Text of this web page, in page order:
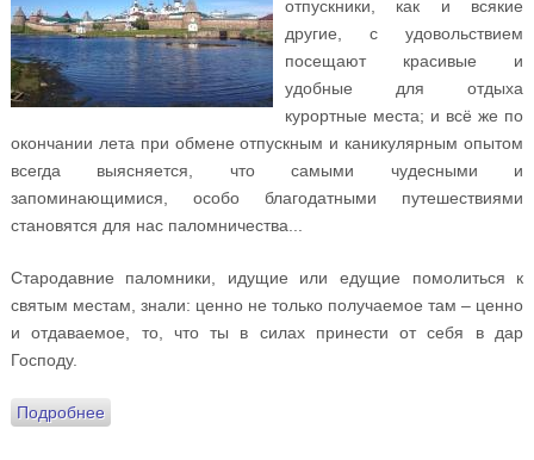
отпускники, как и всякие
другие, с удовольствием
посещают красивые и
удобные для отдыха
курортные места; и всё же по
окончании лета при обмене отпускным и каникулярным опытом
всегда выясняется, что самыми чудесными и
запоминающимися, особо благодатными путешествиями
становятся для нас паломничества...
Стародавние паломники, идущие или едущие помолиться к
святым местам, знали: ценно не только получаемое там – ценно
и отдаваемое, то, что ты в силах принести от себя в дар
Господу.
Подробнеео Соловецкими тропами: из записных книжек наших